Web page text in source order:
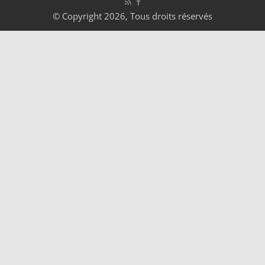
© Copyright 2026, Tous droits réservés